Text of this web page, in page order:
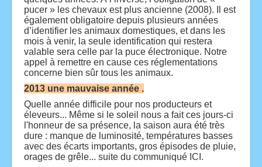
pucer » les chevaux est plus ancienne (2008). Il est
également obligatoire depuis plusieurs années
d’identifier les animaux domestiques, et dans les
mois à venir, la seule identification qui restera
valable sera celle par la puce électronique. Notre
appel à remettre en cause ces réglementations
concerne bien sûr tous les animaux.
2013 une mauvaise année .
Quelle année difficile pour nos producteurs et
éleveurs... Même si le soleil nous a fait ces jours-ci
l'honneur de sa présence, la saison aura été très
dure : manque de luminosité, températures basses
avec des écarts importants, gros épisodes de pluie,
orages de grêle... suite du communiqué ICI.